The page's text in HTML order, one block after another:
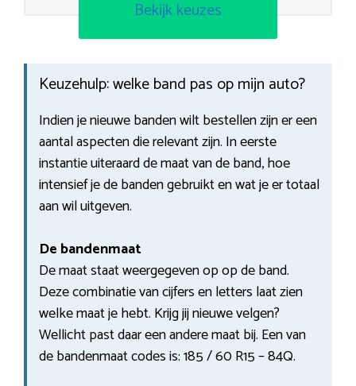
Bekijk keuzes
Keuzehulp: welke band pas op mijn auto?
Indien je nieuwe banden wilt bestellen zijn er een
aantal aspecten die relevant zijn. In eerste
instantie uiteraard de maat van de band, hoe
intensief je de banden gebruikt en wat je er totaal
aan wil uitgeven.
De bandenmaat
De maat staat weergegeven op op de band.
Deze combinatie van cijfers en letters laat zien
welke maat je hebt. Krijg jij nieuwe velgen?
Wellicht past daar een andere maat bij. Een van
de bandenmaat codes is: 185 / 60 R15 – 84Q.